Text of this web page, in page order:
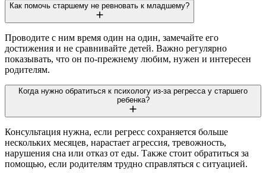
Как помочь старшему не ревновать к младшему?
Проводите с ним время один на один, замечайте его
достижения и не сравнивайте детей. Важно регулярно
показывать, что он по-прежнему любим, нужен и интересен
родителям.
Когда нужно обратиться к психологу из-за регресса у старшего
ребенка?
Консультация нужна, если регресс сохраняется больше
нескольких месяцев, нарастает агрессия, тревожность,
нарушения сна или отказ от еды. Также стоит обратиться за
помощью, если родителям трудно справляться с ситуацией.